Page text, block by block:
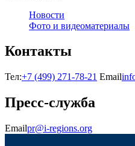
Новости
Фото и видеоматериалы
Контакты
Тел:+7 (499) 271-78-21 Email
Пресс-служба
Emailpr@i-regions.org